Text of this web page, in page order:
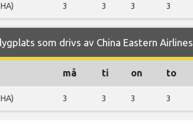
3 3 3 3
som drivs av China Eastern Airlines
må ti on to
3 3 3 3